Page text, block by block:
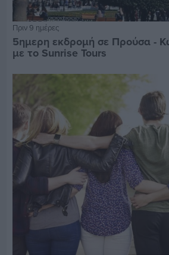
Πριν 9 ημέρες
5ημερη εκδρομή σε Προύσα -
με το Sunrise Tours